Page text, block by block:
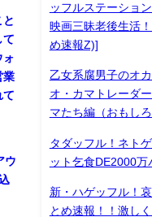
て
ォ
業
て
ウ
ッフルステーショ
映画三昧老後生活
め速報Z)]
乙女系腐男子のオ
オ・カマトレーダ
マたち編（おもし
タダッフル！ネト
ット乞食DE2000万
新・ハゲッフル！
とめ速報！！激し